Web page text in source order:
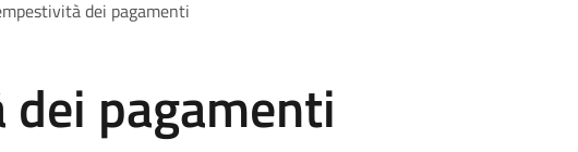
dei pagamenti
pagamenti